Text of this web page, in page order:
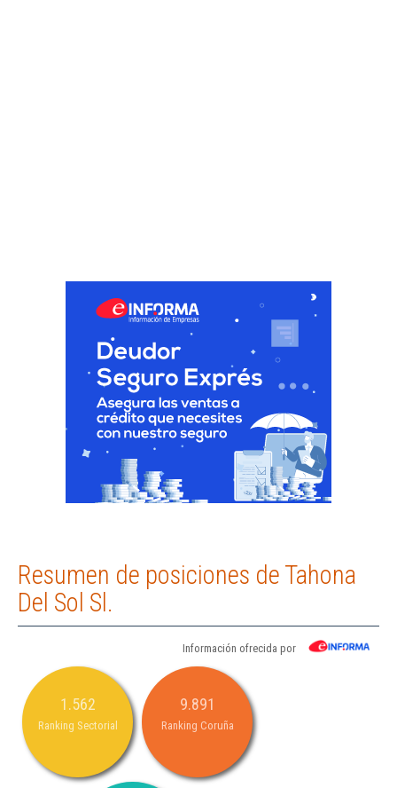
Resumen de posiciones de Tahona
Del Sol Sl.
Información ofrecida por
1.562
Ranking Sectorial
9.891
Ranking Coruña